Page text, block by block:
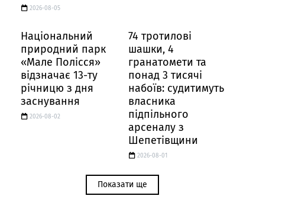
2026-08-05
Національний
природний парк
«Мале Полісся»
відзначає 13-ту
річницю з дня
заснування
2026-08-02
74 тротилові
шашки, 4
гранатомети та
понад 3 тисячі
набоїв: судитимуть
власника
підпільного
арсеналу з
Шепетівщини
2026-08-01
Показати ще